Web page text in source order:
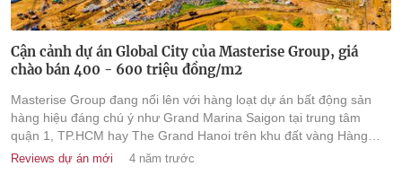
Cận cảnh dự án Global City của Masterise Group, giá
chào bán 400 - 600 triệu đồng/m2
Masterise Group đang nổi lên với hàng loạt dự án bất động sản
hàng hiệu đáng chú ý như Grand Marina Saigon tại trung tâm
quận 1, TP.HCM hay The Grand Hanoi trên khu đất vàng Hàng
Bài, Hà Nội.
Reviews dự án mới 4 năm trước